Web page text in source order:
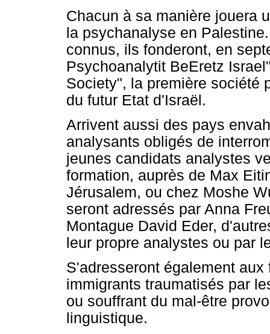
Chacun à sa manière jouera
la psychanalyse en
connus, ils fonderont, en
Psychoanalytit BeEretz
Society", la première société
du futur Etat d'Israël.
Arrivent aussi des pays
analysants obligés de
jeunes candidats analystes
formation, auprès de Max
Jérusalem, ou chez Moshe
seront adressés par Anna
Montague David Eder,
leur propre analystes ou par
S'adresseront également
immigrants traumatisés par
ou souffrant du mal-être
linguistique.